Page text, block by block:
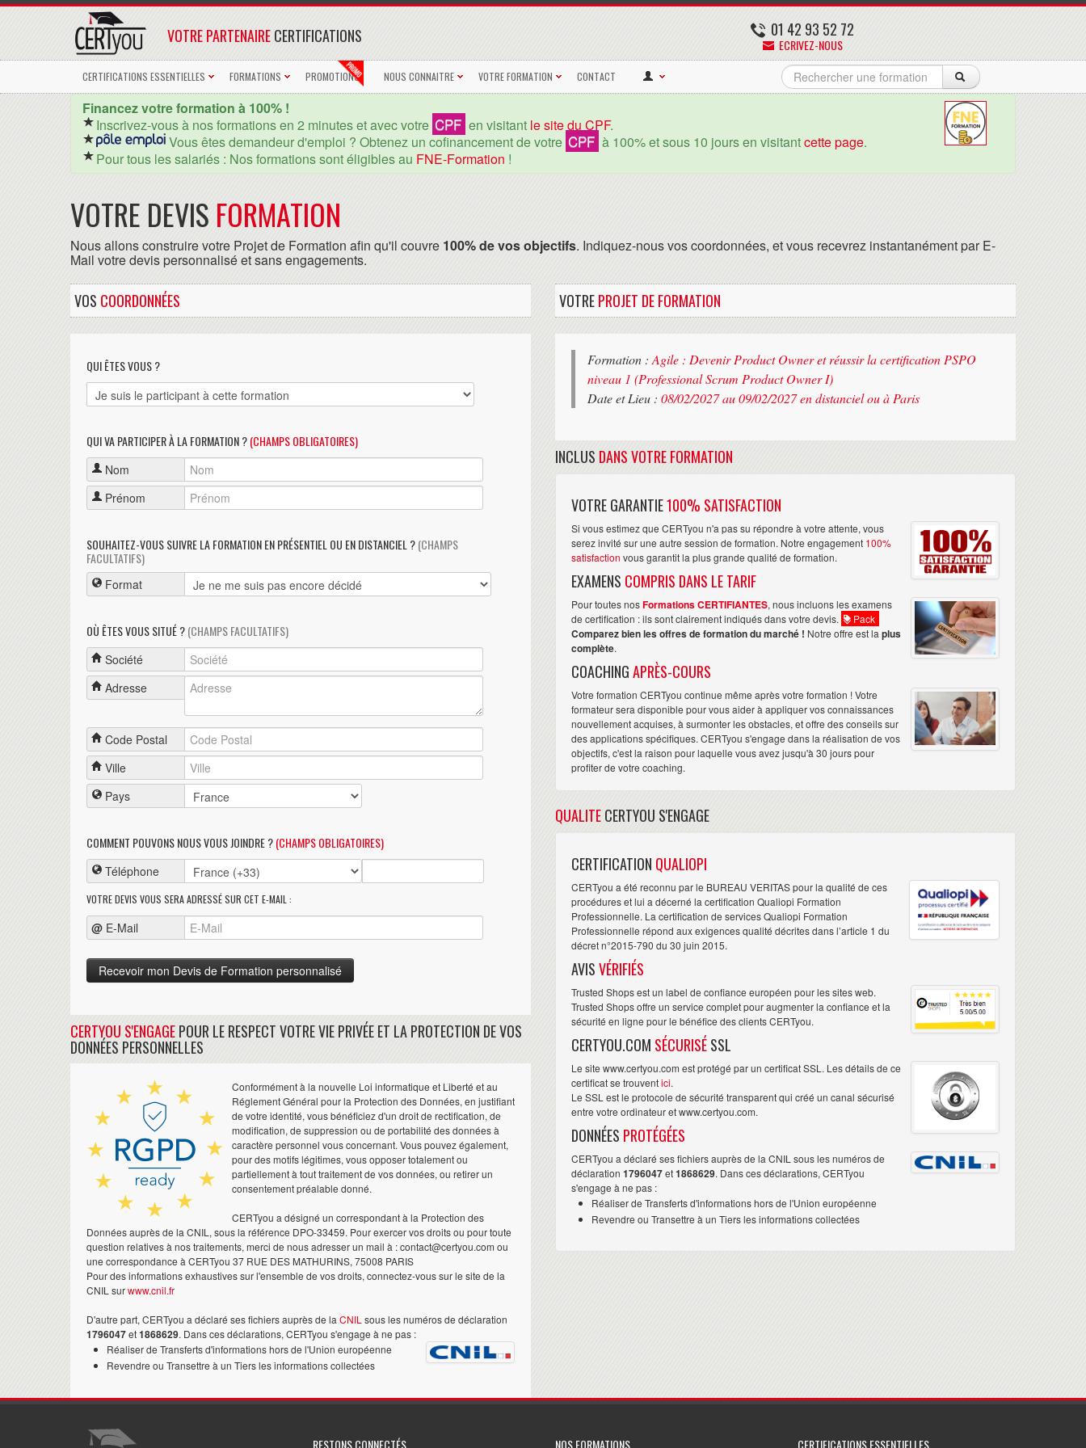
01 42 93 52 72
ECRIVEZ-NOUS
VOTRE PARTENAIRECERTIFICATIONS
CERTIFICATIONS ESSENTIELLES FORMATIONS PROMOTIONS NOUS CONNAITRE VOTRE FORMATION CONTACT
Financez votre formation à 100% !
Inscrivez-vous à nos formations en 2 minutes et avec votre CPF en visitant le site du CPF.
Vous êtes demandeur d'emploi ? Obtenez un cofinancement de votre CPF à 100% et sous 10 jours en visitantcette page.
Pour tous les salariés : Nos formations sont éligibles au FNE-Formation !
VOTRE DEVIS FORMATION
Nous allons construire votre Projet de Formation afin qu'il couvre 100% de vos objectifs. Indiquez-nous vos coordonnées, et vous recevrez instantanément par E-
Mail votre devis personnalisé et sans engagements.
VOS COORDONNÉES
QUI ÊTES VOUS ?
QUI VA PARTICIPER À LA FORMATION ?(CHAMPS OBLIGATOIRES)
Nom
Prénom
SOUHAITEZ-VOUS SUIVRE LA FORMATION EN PRÉSENTIEL OU EN DISTANCIEL ?(CHAMPS
FACULTATIFS)
Format
OÙ ÊTES VOUS SITUÉ ?(CHAMPS FACULTATIFS)
Société
Adresse
Code Postal
Ville
Pays
COMMENT POUVONS NOUS VOUS JOINDRE ?(CHAMPS OBLIGATOIRES)
Téléphone
VOTRE DEVIS VOUS SERA ADRESSÉ SUR CET E-MAIL :
@ E-Mail
CERTYOU S'ENGAGEPOUR LE RESPECT VOTRE VIE PRIVÉE ET LA PROTECTION DE VOS
DONNÉES PERSONNELLES
Conformément à la nouvelle Loi informatique et Liberté et au
Réglement Général pour la Protection des Données, en justifiant
de votre identité, vous bénéficiez d'un droit de rectification, de
modification, de suppression ou de portabilité des données à
caractère personnel vous concernant. Vous pouvez également,
pour des motifs légitimes, vous opposer totalement ou
partiellement à tout traitement de vos données, ou retirer un
consentement préalable donné.
CERTyou a désigné un correspondant à la Protection des
Données auprès de la CNIL, sous la référence DPO-33459. Pour exercer vos droits ou pour toute
question relatives à nos traitements, merci de nous adresser un mail à : contact@certyou.com ou
une correspondance à CERTyou 37 RUE DES MATHURINS, 75008 PARIS
Pour des informations exhaustives sur l'ensemble de vos droits, connectez-vous sur le site de la
CNIL surwww.cnil.fr
D'autre part, CERTyou a déclaré ses fichiers auprès de la CNIL sous les numéros de déclaration
1796047et1868629. Dans ces déclarations, CERTyou s'engage à ne pas :
Réaliser de Transferts d'informations hors de l'Union européenne
Revendre ou Transettre à un Tiers les informations collectées
VOTREPROJET DE FORMATION
Formation : Agile : Devenir Product Owner et réussir la certification PSPO
niveau 1 (Professional Scrum Product Owner I)
Date et Lieu : 08/02/2027 au 09/02/2027 en distanciel ou à Paris
INCLUS DANS VOTRE FORMATION
VOTRE GARANTIE100% SATISFACTION
Si vous estimez que CERTyou n'a pas su répondre à votre attente, vous
serez invité sur une autre session de formation. Notre engagement 100%
satisfaction vous garantit la plus grande qualité de formation.
EXAMENS COMPRIS DANS LE TARIF
Pour toutes nosFormations CERTIFIANTES, nous incluons les examens
de certification : ils sont clairement indiqués dans votre devis.
Pack
Comparez bien les offres de formation du marché ! Notre offre est la plus
complète.
COACHINGAPRÈS-COURS
Votre formation CERTyou continue même après votre formation ! Votre
formateur sera disponible pour vous aider à appliquer vos connaissances
nouvellement acquises, à surmonter les obstacles, et offre des conseils sur
des applications spécifiques. CERTyou s'engage dans la réalisation de vos
objectifs, c'est la raison pour laquelle vous avez jusqu'à 30 jours pour
profiter de votre coaching.
QUALITECERTYOU S'ENGAGE
CERTIFICATION QUALIOPI
CERTyou a été reconnu par le BUREAU VERITAS pour la qualité de ces
procédures et lui a décerné la certification Qualiopi Formation
Professionnelle. La certification de services Qualiopi Formation
Professionnelle répond aux exigences qualité décrites dans l’article 1 du
décret n°2015-790 du 30 juin 2015.
AVISVÉRIFIÉS
Trusted Shops est un label de confiance européen pour les sites web.
Trusted Shops offre un service complet pour augmenter la confiance et la
sécurité en ligne pour le bénéfice des clients CERTyou.
CERTYOU.COM SÉCURISÉSSL
Le site www.certyou.com est protégé par un certificat SSL. Les détails de ce
certificat se trouventici.
Le SSL est le protocole de sécurité transparent qui créé un canal sécurisé
entre votre ordinateur et www.certyou.com.
DONNÉES PROTÉGÉES
CERTyou a déclaré ses fichiers auprès de la CNIL sous les numéros de
déclaration 1796047et1868629. Dans ces déclarations, CERTyou
s'engage à ne pas :
Réaliser de Transferts d'informations hors de l'Union européenne
Revendre ou Transettre à un Tiers les informations collectées
RESTONS CONNECTÉS NOS FORMATIONS CERTIFICATIONS ESSENTIELLES